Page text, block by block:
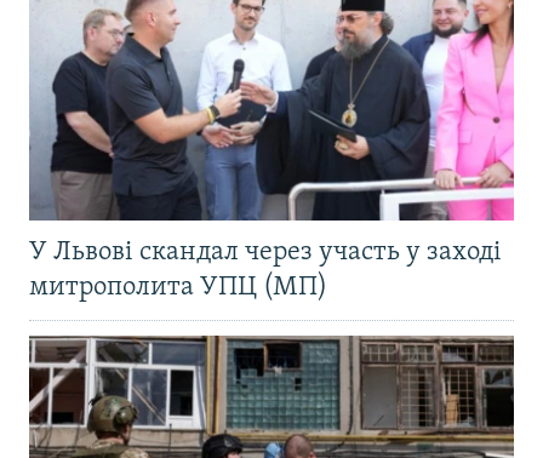
У Львові скандал через участь у заході
митрополита УПЦ (МП)